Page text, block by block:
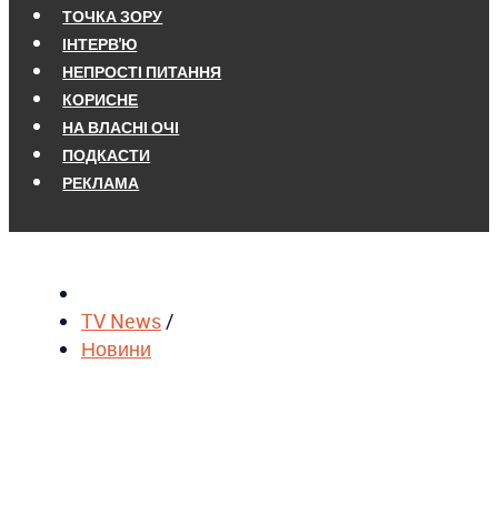
ТОЧКА ЗОРУ
ІНТЕРВ'Ю
НЕПРОСТІ ПИТАННЯ
КОРИСНЕ
НА ВЛАСНІ ОЧІ
ПОДКАСТИ
РЕКЛАМА
TV News/
Новини